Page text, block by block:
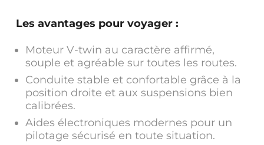
Les avantages pour voyager :
Moteur V-twin au caractère affirmé,
souple et agréable sur toutes les routes.
Conduite stable et confortable grâce à la
position droite et aux suspensions bien
calibrées.
Aides électroniques modernes pour un
pilotage sécurisé en toute situation.